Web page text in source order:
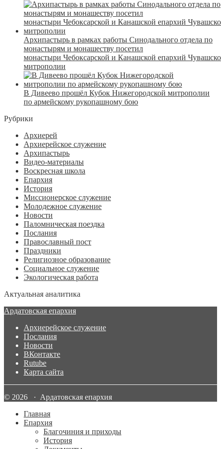
Архипастырь в рамках работы Синодального отдела по
монастырям и монашеству посетил
монастыри Чебоксарской и Канашской епархий
митрополии
В Дивеево прошёл Кубок Нижегородской митрополии
по армейскому рукопашному бою
Рубрики
Архиерей
Архиерейское служение
Архипастырь
Видео-материалы
Воскресная школа
Епархия
История
Миссионерское служение
Молодежное служение
Новости
Паломническая поездка
Послания
Православный пост
Праздники
Религиозное образование
Социальное служение
Экологическая работа
Актуальная аналитика
Ардатовская епархия
Архиерейское служение
Послания
Новости
ВКонтакте
Rutube
Карта сайта
© 2026 · Ардатовская епархия
Главная
Епархия
Благочиния и приходы
История